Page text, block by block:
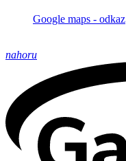
Google maps - odkaz
nahoru